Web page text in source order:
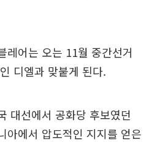
레어는 오는 11월 중간선거
디엘과 맞붙게 된다.
대선에서 공화당 후보였던
아에서 압도적인 지지를 얻은